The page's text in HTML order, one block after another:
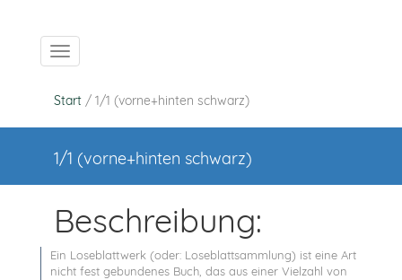
Navigation ein-/ausblenden
Start / 1/1 (vorne+hinten schwarz)
1/1 (vorne+hinten schwarz)
Beschreibung:
Ein Loseblattwerk (oder: Loseblattsammlung) ist eine Art
nicht fest gebundenes Buch, das aus einer Vielzahl von